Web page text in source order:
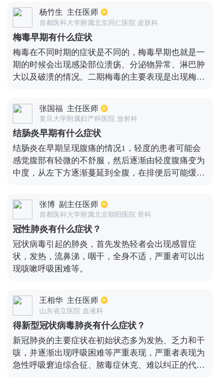
瘤的位置是在胰头，那么在早期可能仅仅表现为黄
疸。如果肿瘤是在胰尾，那么黄疸可能会没有，或者
出现得比较晚。如果患者出现了一些消化道的不良症
状，一定要尽快去医院做一下b超、胰腺ct等检查，来
帮助诊断。
杨竹生 主任医师
首都医科大学附属北京同仁医院 皮肤科
梅毒早期有什么症状
梅毒在不同时期的症状是不同的，梅毒早期也就是一
期的时候会出现感染部位溃疡、分泌物异常、淋巴肿
大以及破溃的情况。二期梅毒的主要表现是出现梅毒
经系统梅毒，还有心血管系统梅毒。梅毒出现后需要
及时的治疗，根据梅毒的严重情况选择适合的治疗方
式。大部分的梅毒都是可以治愈的，所以不要让自己
有太大的心理压力，积极配合医生的治疗。在治疗梅
毒期间要注意控制饮食，不要吃油腻辛辣的食物，不
要抽烟喝酒。饮食方面可以多吃水果和蔬菜，多喝
张国福 主任医师
复旦大学附属妇产科医院 放射科
结肠炎早期有什么症状
结肠炎在早期呈现腹痛的情况1，轻度的患者可能会
感觉腹部有轻微的不舒服，然后逐渐由轻度腹痛变为
中度，从左下方逐渐蔓延到全腹，在排便后可能缓
可能会出现肠阻塞。3、患有结肠炎可能会大量出血
使身体内血压和血色素降低，脉搏增快的现象，这时
应进行输血治疗。4、结肠炎时可能会发生中毒性扩
张，引起全身中毒并引发肠穿孔，致死率高达44%。
5、结肠炎约有5%会发生癌变，进而危及生命。
张博 副主任医师
首都医科大学附属北京朝阳医院 骨科
冠性肺炎有什么症状？
冠状病毒引起的肺炎，首先发热轻者会出现感冒症
状，发热，流鼻涕，咽干，全身不适，严重者可以出
现咳嗽呼吸困难等。
王相华 主任医师
山东省立医院 血液科
得新型冠状病毒肺炎有什么症状？
新冠肺炎的主要症状在初始状态多为发热、乏力和干
咳，并逐渐出现呼吸困难等严重表现，严重者表现为
急性呼吸窘迫综合征、脓毒症休克、难以纠正的代谢